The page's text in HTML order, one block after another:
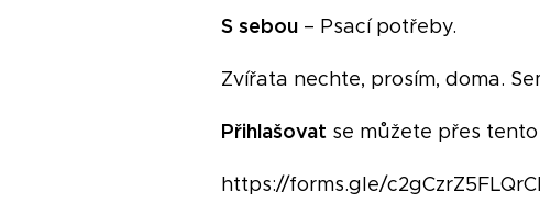
S sebou – Psací potřeby.
Zvířata nechte, prosím, doma.
Přihlašovat se můžete přes
https://forms.gle/